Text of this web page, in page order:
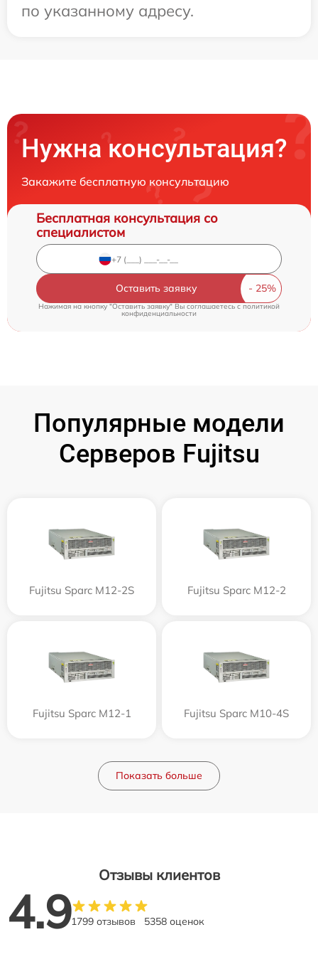
по указанному адресу.
Нужна консультация?
Закажите бесплатную консультацию
Бесплатная консультация со
специалистом
Оставить заявку
Нажимая на кнопку "Оставить заявку" Вы соглашаетесь cполитикой
конфиденциальности
Популярные модели
Серверов Fujitsu
Fujitsu Sparc M12-2S Fujitsu Sparc M12-2
Fujitsu Sparc M12-1 Fujitsu Sparc M10-4S
Показать больше
Отзывы клиентов
4.91799 отзывов 5358 оценок